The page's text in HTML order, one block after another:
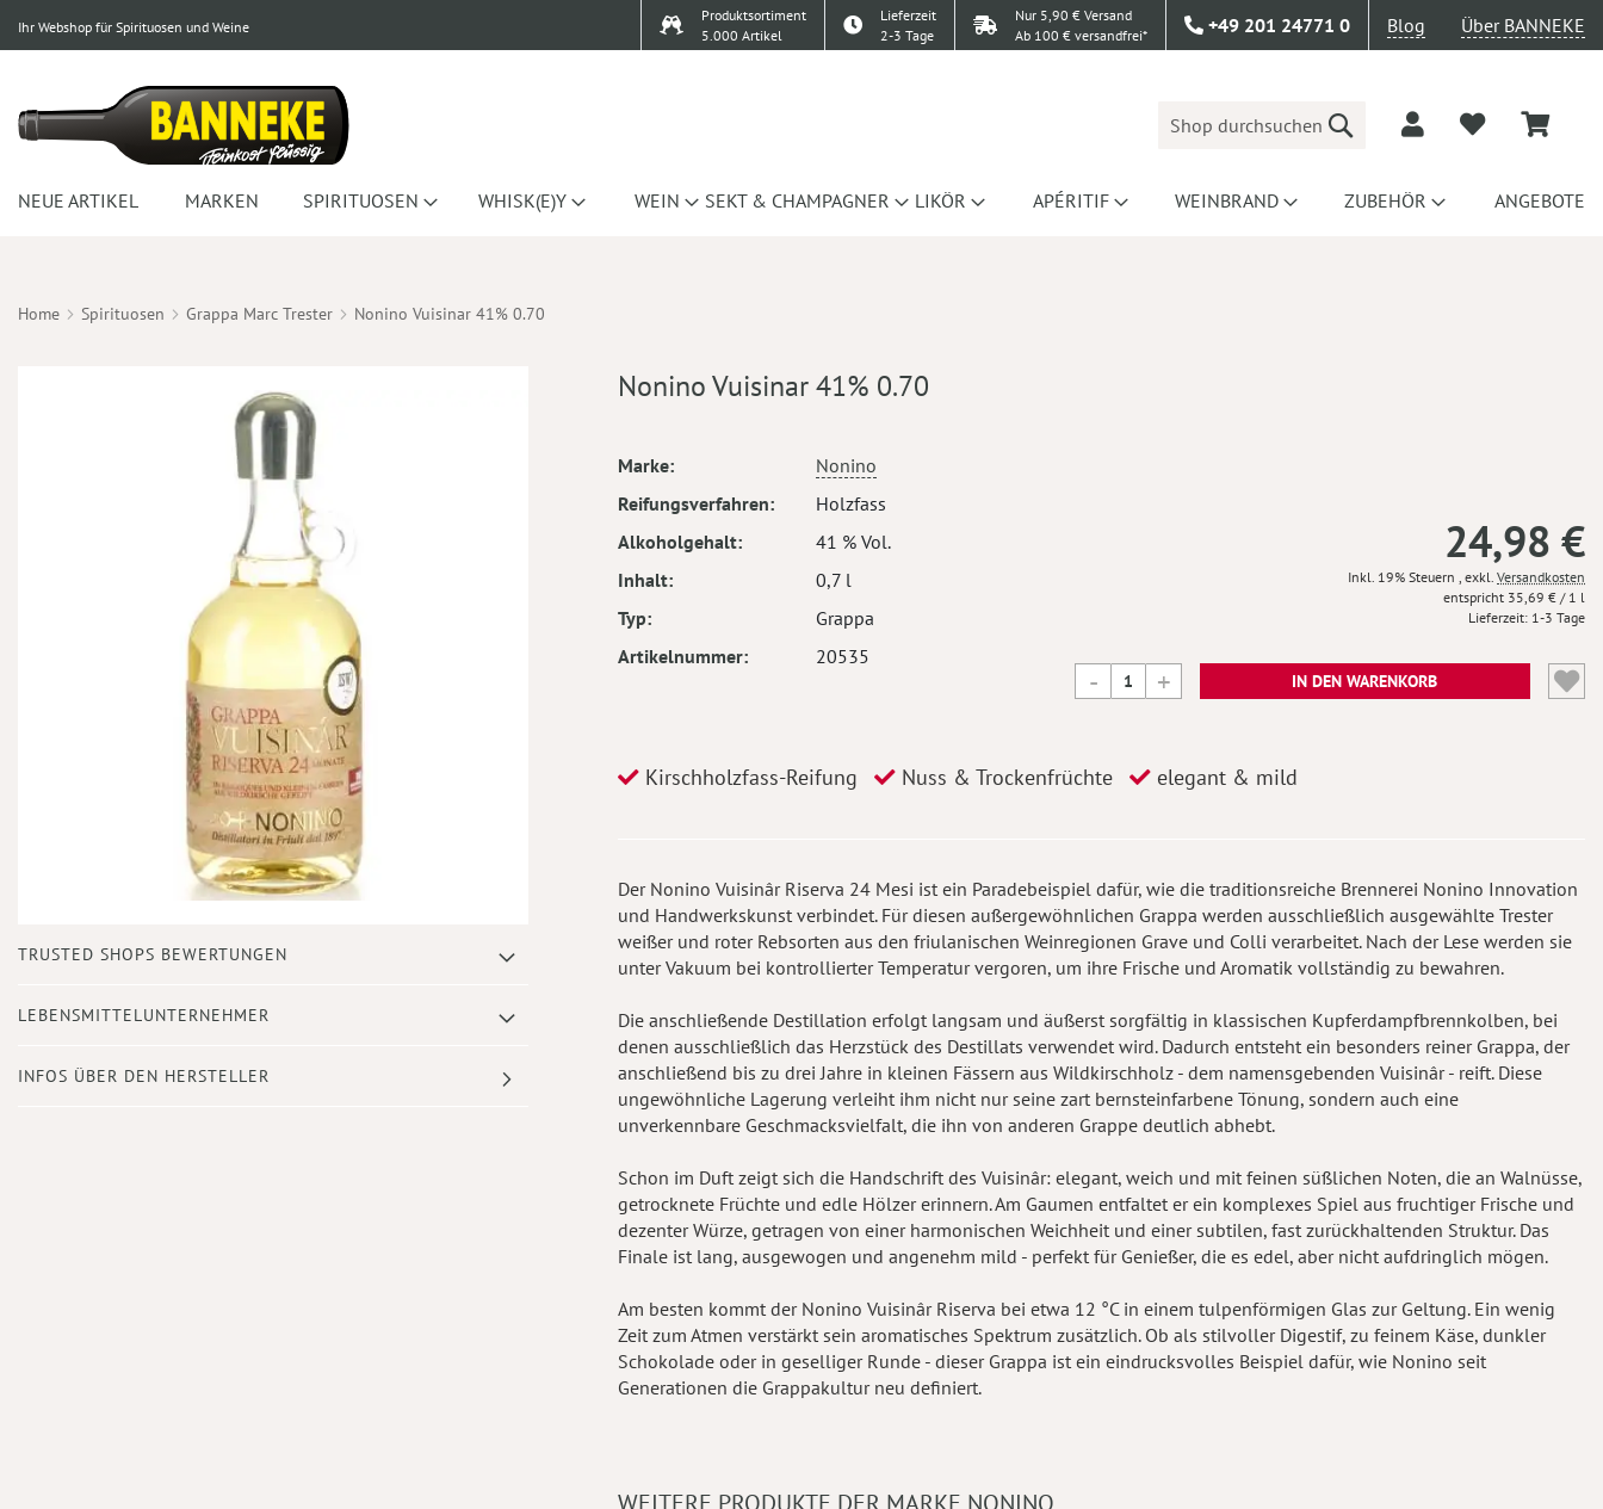
Ihr Webshop für Spirituosen und Weine
Produktsortiment
5.000 Artikel
Lieferzeit
2-3 Tage
Nur 5,90 € Versand
Ab 100 € versandfrei*
+49 201 24771 0 Blog Über BANNEKE
Suche
NEUE ARTIKEL MARKEN SPIRITUOSEN WHISK(E)Y WEIN SEKT & CHAMPAGNER LIKÖR APÉRITIF WEINBRAND ZUBEHÖR ANGEBOTE
Home Spirituosen Grappa Marc Trester Nonino Vuisinar 41% 0.70
Anfang
Bildergalerie
TRUSTED SHOPS BEWERTUNGEN
LEBENSMITTELUNTERNEHMER
INFOS ÜBER DEN HERSTELLER
Nonino Vuisinar 41% 0.70
Mehr
Marke
Nonino
Reifungsverfahren
Holzfass
Alkoholgehalt
41 % Vol.
Inhalt
0,7 l
Typ
Grappa
Artikelnummer
20535
24,98 €
Inkl. 19% Steuern , exkl. Versandkosten
35,69 € / 1 l
Lieferzeit 1-3 Tage
IN DEN WARENKORB
Kirschholzfass-Reifung Nuss & Trockenfrüchte elegant & mild
Der Nonino Vuisinâr Riserva 24 Mesi ist ein Paradebeispiel dafür, wie die traditionsreiche Brennerei Nonino Innovation
und Handwerkskunst verbindet. Für diesen außergewöhnlichen Grappa werden ausschließlich ausgewählte Trester
weißer und roter Rebsorten aus den friulanischen Weinregionen Grave und Colli verarbeitet. Nach der Lese werden sie
unter Vakuum bei kontrollierter Temperatur vergoren, um ihre Frische und Aromatik vollständig zu bewahren.
Die anschließende Destillation erfolgt langsam und äußerst sorgfältig in klassischen Kupferdampfbrennkolben, bei
denen ausschließlich das Herzstück des Destillats verwendet wird. Dadurch entsteht ein besonders reiner Grappa, der
anschließend bis zu drei Jahre in kleinen Fässern aus Wildkirschholz - dem namensgebenden Vuisinâr - reift. Diese
ungewöhnliche Lagerung verleiht ihm nicht nur seine zart bernsteinfarbene Tönung, sondern auch eine
unverkennbare Geschmacksvielfalt, die ihn von anderen Grappe deutlich abhebt.
Schon im Duft zeigt sich die Handschrift des Vuisinâr: elegant, weich und mit feinen süßlichen Noten, die an Walnüsse,
getrocknete Früchte und edle Hölzer erinnern. Am Gaumen entfaltet er ein komplexes Spiel aus fruchtiger Frische und
dezenter Würze, getragen von einer harmonischen Weichheit und einer subtilen, fast zurückhaltenden Struktur. Das
Finale ist lang, ausgewogen und angenehm mild - perfekt für Genießer, die es edel, aber nicht aufdringlich mögen.
Am besten kommt der Nonino Vuisinâr Riserva bei etwa 12 °C in einem tulpenförmigen Glas zur Geltung. Ein wenig
Zeit zum Atmen verstärkt sein aromatisches Spektrum zusätzlich. Ob als stilvoller Digestif, zu feinem Käse, dunkler
Schokolade oder in geselliger Runde - dieser Grappa ist ein eindrucksvolles Beispiel dafür, wie Nonino seit
Generationen die Grappakultur neu definiert.